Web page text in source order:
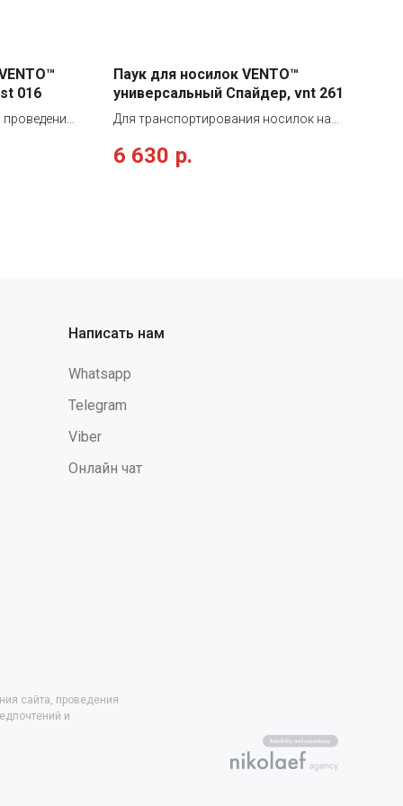
016
проведения
•
в
индикатор
на
Паук для носилок VENTO™
универсальный Спайдер, vnt 261
Для транспортирования носилок на
усов позволяет использовать с
6 630 р.
сайта, проведения
и
Написать нам
Whatsapp
Telegram
Онлайн чат
Viber